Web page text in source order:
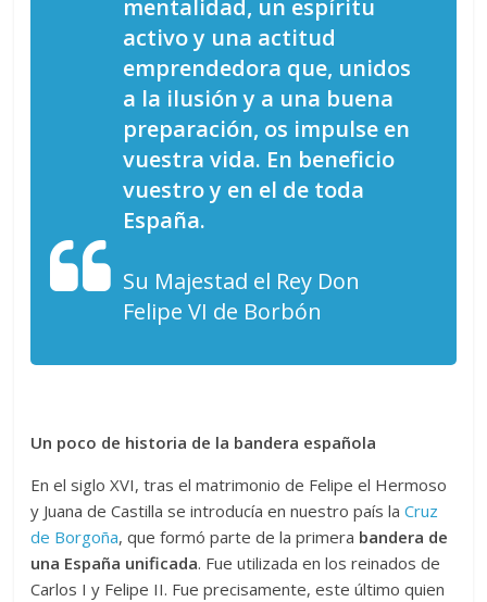
mentalidad, un espíritu
activo y una actitud
emprendedora que, unidos
a la ilusión y a una buena
preparación, os impulse en
vuestra vida. En beneficio
vuestro y en el de toda
España.
Su Majestad el Rey Don
Felipe VI de Borbón
Un poco de historia de la bandera española
En el siglo XVI, tras el matrimonio de Felipe el Hermoso
y Juana de Castilla se introducía en nuestro país laCruz
de Borgoña, que formó parte de la primera bandera de
una España unificada. Fue utilizada en los reinados de
Carlos I y Felipe II. Fue precisamente, este último quien